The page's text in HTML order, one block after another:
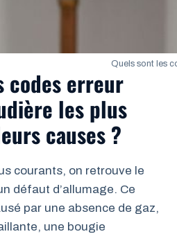
Quels sont les
codes erreur
les plus
causes ?
courants, on retrouve le
défaut d’allumage. Ce
par une absence de gaz,
une bougie